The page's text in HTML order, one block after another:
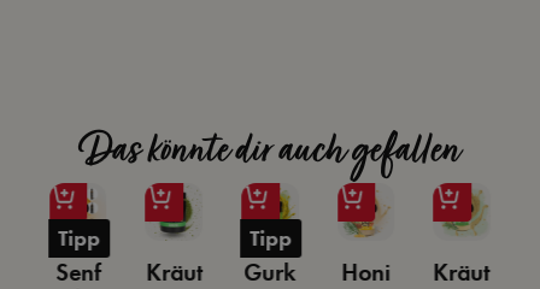
Das könnte dir auch gefallen
Tipp
Senf
Kräut
Tipp
Gurk
Honi
Kräut